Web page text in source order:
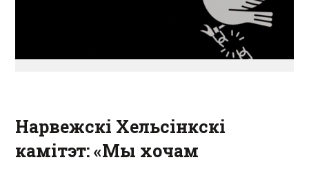
Нарвежскі Хельсінкскі
камітэт: «Мы хочам